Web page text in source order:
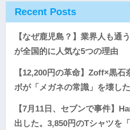
Recent Posts
【なぜ鹿児島？】業界人も通
が全国的に人気な5つの理由
【12,200円の革命】Zoff×黒石
ボが「メガネの常識」を壊し
【7月11日、セブンで事件】
出した。3,850円のTシャツを